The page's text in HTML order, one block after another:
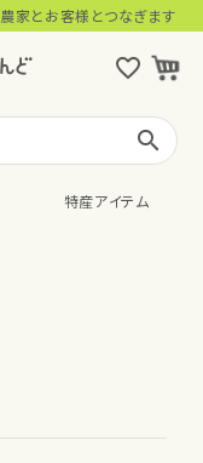
家とお客様とつなぎます
favorite_outline
search
特産アイテム